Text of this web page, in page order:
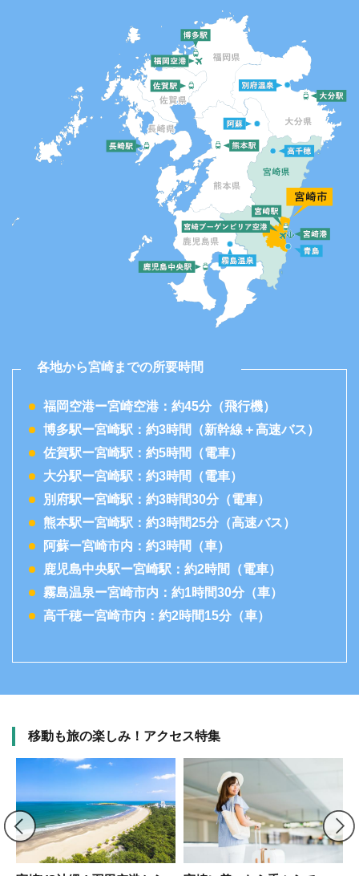
各地から宮崎までの所要時間
福岡空港ー宮崎空港：約45分（飛行機）
博多駅ー宮崎駅：約3時間（新幹線＋高速バス）
佐賀駅ー宮崎駅：約5時間（電車）
大分駅ー宮崎駅：約3時間（電車）
別府駅ー宮崎駅：約3時間30分（電車）
熊本駅ー宮崎駅：約3時間25分（高速バス）
阿蘇ー宮崎市内：約3時間（車）
鹿児島中央駅ー宮崎駅：約2時間（電車）
霧島温泉ー宮崎市内：約1時間30分（車）
高千穂ー宮崎市内：約2時間15分（車）
移動も旅の楽しみ！アクセス特集